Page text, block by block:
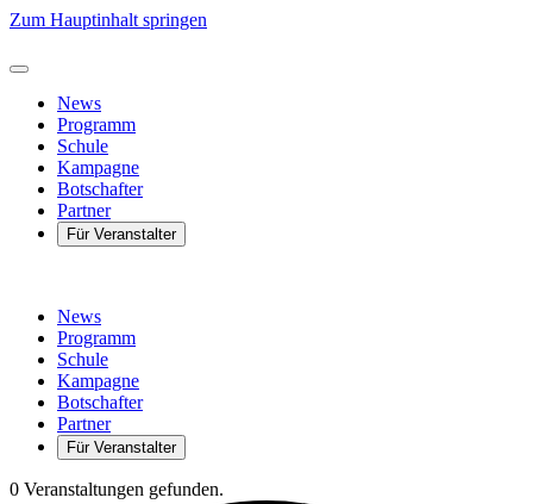
Zum Hauptinhalt springen
News
Programm
Schule
Kampagne
Botschafter
Partner
Für Veranstalter
News
Programm
Schule
Kampagne
Botschafter
Partner
Für Veranstalter
0 Veranstaltungen gefunden.